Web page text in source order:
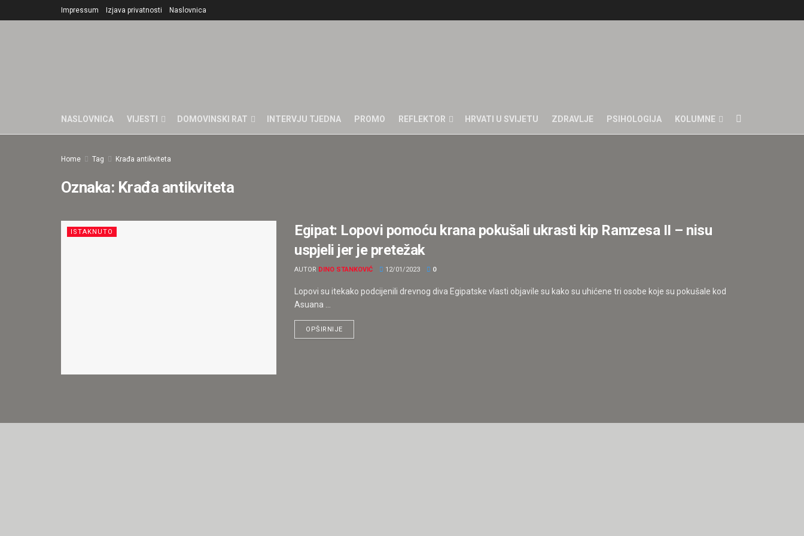
Impressum Izjava privatnosti Naslovnica
NASLOVNICA VIJESTI DOMOVINSKI RAT INTERVJU TJEDNA PROMO REFLEKTOR HRVATI U SVIJETU ZDRAVLJE PSIHOLOGIJA KOLUMNE
Home Tag Krađa antikviteta
Oznaka: Krađa antikviteta
ISTAKNUTO
Egipat: Lopovi pomoću krana pokušali ukrasti kip Ramzesa II – nisu
uspjeli jer je pretežak
AUTOR DINO STANKOVIĆ 12/01/2023 0
Lopovi su itekako podcijenili drevnog diva Egipatske vlasti objavile su kako su uhićene tri osobe koje su pokušale kod
Asuana ...
OPŠIRNIJE